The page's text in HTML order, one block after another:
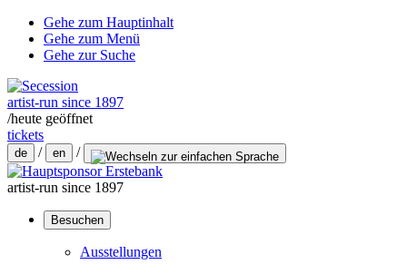
Gehe zum Hauptinhalt
Gehe zum Menü
Gehe zur Suche
artist-run since 1897
/heute geöffnet
tickets
de / en /
artist-run since 1897
Besuchen
Ausstellungen